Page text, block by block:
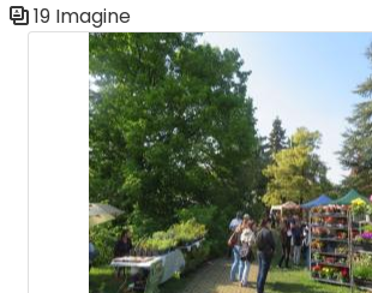
19 Imagine
Galerie media